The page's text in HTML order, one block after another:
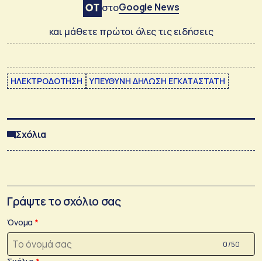
στοGoogle News
και μάθετε πρώτοι όλες τις ειδήσεις
ΗΛΕΚΤΡΟΔΟΤΗΣΗ ΥΠΕΥΘΥΝΗ ΔΗΛΩΣΗ ΕΓΚΑΤΑΣΤΑΤΗ
Σχόλια
Γράψτε το σχόλιο σας
Όνομα
0 /50